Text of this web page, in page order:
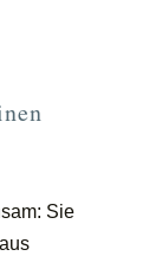
Sie